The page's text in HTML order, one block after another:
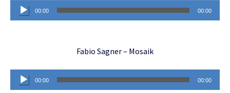
Audio-
Player
00:00 00:00
Fabio Sagner – Mosaik
Audio-
Player
00:00 00:00